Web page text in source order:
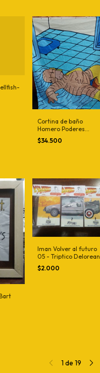
Cortina de baño
Homero Poderes
sexuales
$34.500
Iman Volver al futuro
05 - Triptico Delorean
$2.000
1 de 19